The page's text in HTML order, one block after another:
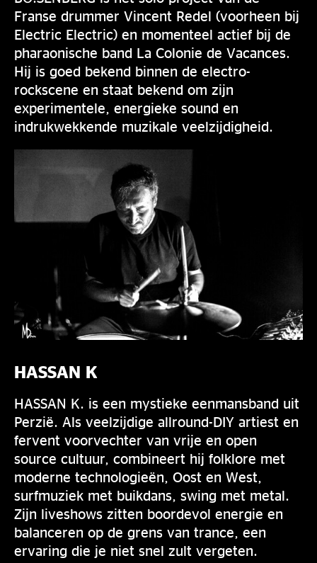
Franse drummer Vincent Redel (voorheen bij
Electric Electric) en momenteel actief bij de
pharaonische band La Colonie de Vacances.
Hij is goed bekend binnen de electro-
rockscene en staat bekend om zijn
experimentele, energieke sound en
indrukwekkende muzikale veelzijdigheid.
HASSAN K
HASSAN K. is een mystieke eenmansband uit
Perzië. Als veelzijdige allround-DIY artiest en
fervent voorvechter van vrije en open
source cultuur, combineert hij folklore met
moderne technologieën, Oost en West,
surfmuziek met buikdans, swing met metal.
Zijn liveshows zitten boordevol energie en
balanceren op de grens van trance, een
ervaring die je niet snel zult vergeten.